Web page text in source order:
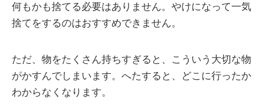
何もかも捨てる必要はありません。やけになって一気
捨てをするのはおすすめできません。
ただ、物をたくさん持ちすぎると、こういう大切な物
がかすんでしまいます。へたすると、どこに行ったか
わからなくなります。